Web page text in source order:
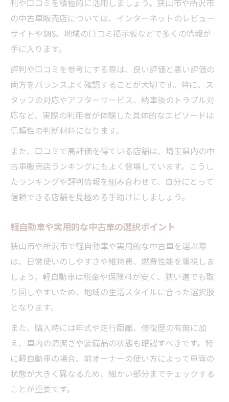
の中古車販売店については、インターネットのレビュー
サイトやSNS、地域の口コミ掲示板などで多くの情報が
手に入ります。
評判や口コミを参考にする際は、良い評価と悪い評価の
両方をバランスよく確認することが大切です。特に、ス
タッフの対応やアフターサービス、納車後のトラブル対
応など、実際の利用者が体験した具体的なエピソードは
信頼性の判断材料になります。
また、口コミで高評価を得ている店舗は、埼玉県内の中
古車販売店ランキングにもよく登場しています。こうし
たランキングや評判情報を組み合わせて、自分にとって
信頼できる店舗を見極める手助けにしましょう。
軽自動車や実用的な中古車の選択ポイント
狭山市や所沢市で軽自動車や実用的な中古車を選ぶ際
は、日常使いのしやすさや維持費、燃費性能を重視しま
しょう。軽自動車は税金や保険料が安く、狭い道でも取
り回しやすいため、地域の生活スタイルに合った選択肢
となります。
また、購入時には年式や走行距離、修復歴の有無に加
え、車内の清潔さや装備品の状態も確認すべきです。特
に軽自動車の場合、前オーナーの使い方によって車両の
状態が大きく異なるため、細かい部分までチェックする
ことが重要です。